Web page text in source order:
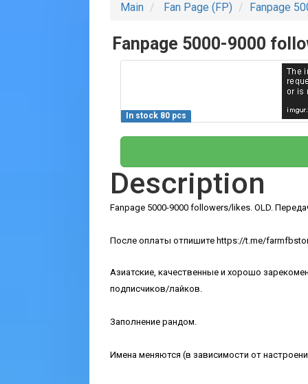
Main Fan Page (FP) Fanpage
Fanpage 5000-9000
In stock 80 pcs
Description
Fanpage 5000-9000 followers/likes. OLD.
После оплаты отпишите https://t.me/
Азиатские, качественные и хорошо
подписчиков/лайков.
Заполнение рандом.
Имена меняются (в зависимости от